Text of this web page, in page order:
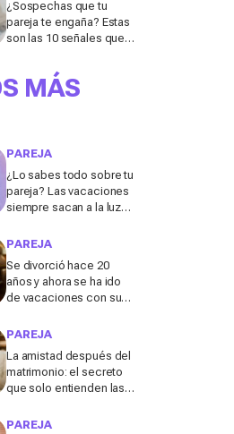
¿Sospechas que tu
pareja te engaña? Estas
son las 10 señales que
infidelidad
MÁS
PAREJA
¿Lo sabes todo sobre tu
pareja? Las vacaciones
siempre sacan a la luz
ocultas, según una
PAREJA
Se divorció hace 20
años y ahora se ha ido
de vacaciones con su
70 la sorprendió
PAREJA
La amistad después del
matrimonio: el secreto
que solo entienden las
viudas, según los
PAREJA